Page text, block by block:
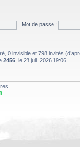
Mot de passe :
0 invisible et 798 invités
2456 , le 28 juil. 2026 19:06